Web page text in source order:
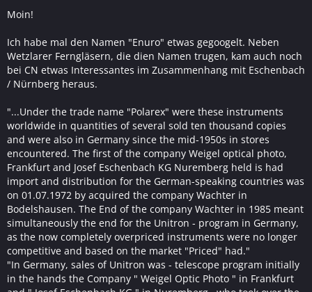
Moin!
Ich habe mal den Namen "Enuro" etwas gegoogelt. Neben
Wetzlarer Ferngläsern, die dien Namen trugen, kam auch noch
bei CN etwas Interessantes im Zusammenhang mit Eschenbach
/ Nürnberg heraus.
"...Under the trade name "Polarex" were these instruments
worldwide in quantities of several sold ten thousand copies
and were also in Germany since the mid-1950s in stores
encountered. The first of the company Weigel optical photo,
Frankfurt and Josef Eschenbach KG Nuremberg held is had
import and distribution for the German-speaking countries was
on 01.07.1972 by acquired the company Wachter in
Bodelshausen. The End of the company Wachter in 1985 meant
simultaneously the end for the Unitron - program in Germany,
as the now completely overpriced instruments were no longer
competitive and based on the market "Priced" had."
"In Germany, sales of Unitron was - telescope program initially
in the hands the Company " Weigel Optic Photo " in Frankfurt